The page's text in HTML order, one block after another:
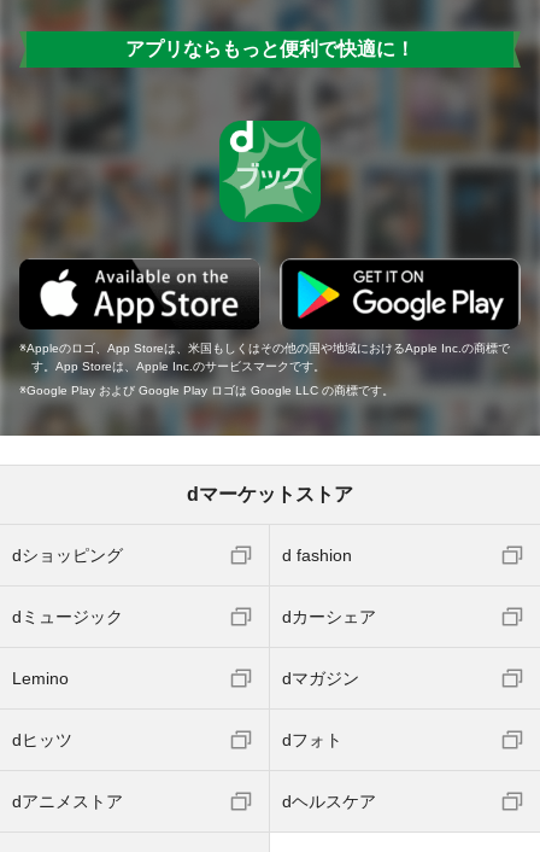
アプリならもっと便利で快適に！
Appleのロゴ、App Storeは、米国もしくはその他の国や地域におけるApple Inc.の商標で
す。App Storeは、Apple Inc.のサービスマークです。
Google Play および Google Play ロゴは Google LLC の商標です。
dマーケットストア
dショッピング d fashion
dミュージック dカーシェア
Lemino dマガジン
dヒッツ dフォト
dアニメストア dヘルスケア